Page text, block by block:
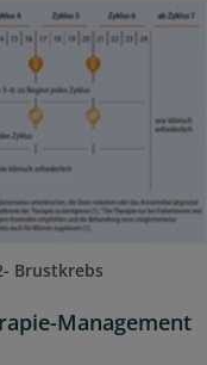
Brustkrebs
Management